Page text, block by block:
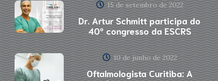
15 de setembro de 2022
Dr. Artur Schmitt participa do
40º congresso da ESCRS
10 de junho de 2022
Oftalmologista Curitiba: A